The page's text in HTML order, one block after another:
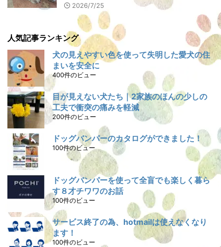
2026/7/25
人気記事ランキング
犬の見えやすい色を使って失明した愛犬の住
まいを安全に
400件のビュー
目が見えない犬たち｜2家族のほんの少しの
工夫で衝突の痛みを軽減
200件のビュー
ドッグバンパーのカタログができました！
100件のビュー
ドッグバンパーを使って全盲でも楽しく暮ら
す８才チワワのお話
100件のビュー
サービス終了の為、hotmailは使えなくなり
ます！
100件のビュー